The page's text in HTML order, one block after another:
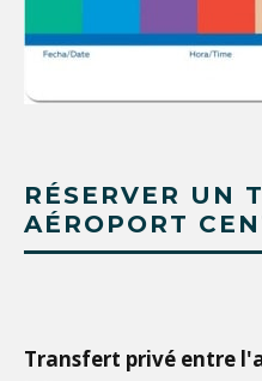
RÉSERVER UN
AÉROPORT
Transfert privé entre